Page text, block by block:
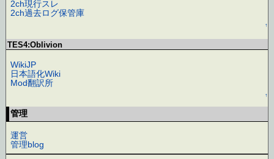
2ch現行スレ
2ch過去ログ保管庫
↑
TES4:Oblivion
WikiJP
日本語化Wiki
Mod翻訳所
↑
管理
運営
管理blog